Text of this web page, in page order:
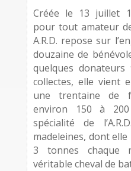
Créée le 13 juillet
pour tout amateur
A.R.D. repose sur
douzaine de
quelques
collectes, elle vient
une trentaine de
environ 150 à
spécialité de
madeleines, dont
3 tonnes chaque
véritable cheval de